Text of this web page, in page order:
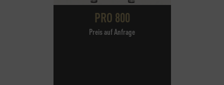
PRO 800
Preis auf Anfrage